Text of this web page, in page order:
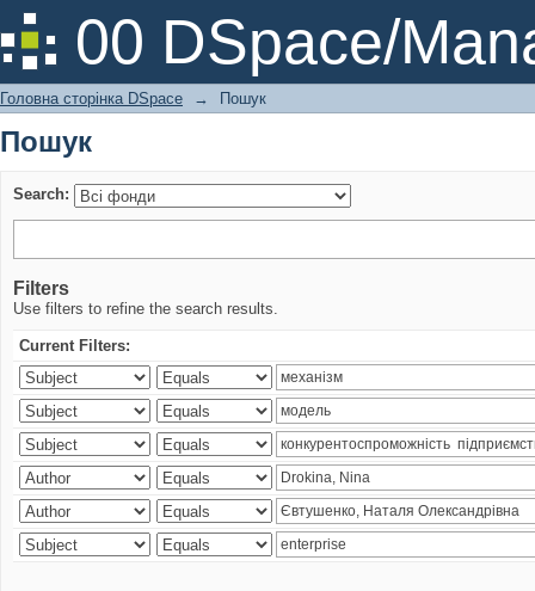
00 DSpace/
Пошук
Головна сторінка DSpace → Пошук
Пошук
Search:
Filters
Use filters to refine the search results.
Current Filters: